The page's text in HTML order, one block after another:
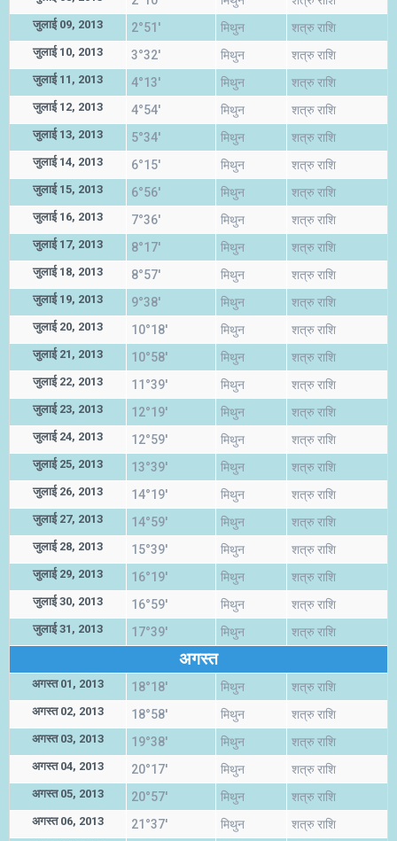
जुलाई 09, 2013 2°51' मिथुन शत्रु राशि
जुलाई 10, 2013 3°32' मिथुन शत्रु राशि
जुलाई 11, 2013 4°13' मिथुन शत्रु राशि
जुलाई 12, 2013 4°54' मिथुन शत्रु राशि
जुलाई 13, 2013 5°34' मिथुन शत्रु राशि
जुलाई 14, 2013 6°15' मिथुन शत्रु राशि
जुलाई 15, 2013 6°56' मिथुन शत्रु राशि
जुलाई 16, 2013 7°36' मिथुन शत्रु राशि
जुलाई 17, 2013 8°17' मिथुन शत्रु राशि
जुलाई 18, 2013 8°57' मिथुन शत्रु राशि
जुलाई 19, 2013 9°38' मिथुन शत्रु राशि
जुलाई 20, 2013 10°18' मिथुन शत्रु राशि
जुलाई 21, 2013 10°58' मिथुन शत्रु राशि
जुलाई 22, 2013 11°39' मिथुन शत्रु राशि
जुलाई 23, 2013 12°19' मिथुन शत्रु राशि
जुलाई 24, 2013 12°59' मिथुन शत्रु राशि
जुलाई 25, 2013 13°39' मिथुन शत्रु राशि
जुलाई 26, 2013 14°19' मिथुन शत्रु राशि
जुलाई 27, 2013 14°59' मिथुन शत्रु राशि
जुलाई 28, 2013 15°39' मिथुन शत्रु राशि
जुलाई 29, 2013 16°19' मिथुन शत्रु राशि
जुलाई 30, 2013 16°59' मिथुन शत्रु राशि
जुलाई 31, 2013 17°39' मिथुन शत्रु राशि
अगस्त
अगस्त 01, 2013 18°18' मिथुन शत्रु राशि
अगस्त 02, 2013 18°58' मिथुन शत्रु राशि
अगस्त 03, 2013 19°38' मिथुन शत्रु राशि
अगस्त 04, 2013 20°17' मिथुन शत्रु राशि
अगस्त 05, 2013 20°57' मिथुन शत्रु राशि
अगस्त 06, 2013 21°37' मिथुन शत्रु राशि